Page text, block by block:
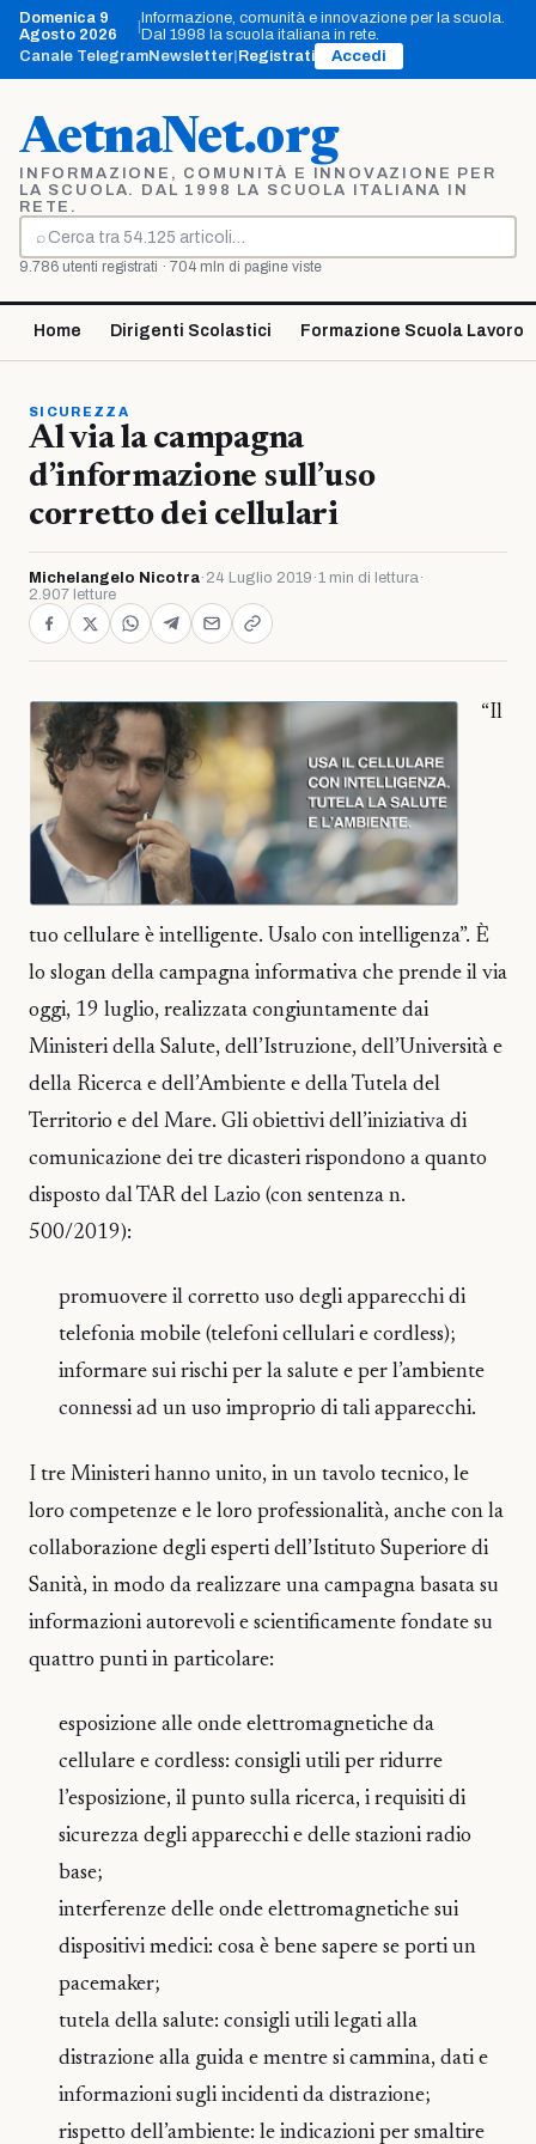
Vai
contenuto
Domenica 9
Agosto 2026
|Informazione, comunità e innovazione per la scuola.
Dal 1998 la scuola italiana in rete.
Canale TelegramNewsletter Registrati Accedi
AetnaNet.org
INFORMAZIONE, COMUNITÀ E INNOVAZIONE PER
LA SCUOLA. DAL 1998 LA SCUOLA ITALIANA IN
RETE.
⌕
Cerca
9.786 utenti registrati · 704 mln di pagine viste
Home Dirigenti Scolastici Formazione Scuola Lavoro
SICUREZZA
Al via la campagna
d’informazione sull’uso
corretto dei cellulari
Michelangelo Nicotra· 24 Luglio 2019 ·1 min di lettura·
2.907 letture
“Il
tuo cellulare è intelligente. Usalo con intelligenza”. È
lo slogan della campagna informativa che prende il via
oggi, 19 luglio, realizzata congiuntamente dai
Ministeri della Salute, dell’Istruzione, dell’Università e
della Ricerca e dell’Ambiente e della Tutela del
Territorio e del Mare. Gli obiettivi dell’iniziativa di
comunicazione dei tre dicasteri rispondono a quanto
disposto dal TAR del Lazio (con sentenza n.
500/2019):
promuovere il corretto uso degli apparecchi di
telefonia mobile (telefoni cellulari e cordless);
informare sui rischi per la salute e per l’ambiente
connessi ad un uso improprio di tali apparecchi.
I tre Ministeri hanno unito, in un tavolo tecnico, le
loro competenze e le loro professionalità, anche con la
collaborazione degli esperti dell’Istituto Superiore di
Sanità, in modo da realizzare una campagna basata su
informazioni autorevoli e scientificamente fondate su
quattro punti in particolare:
esposizione alle onde elettromagnetiche da
cellulare e cordless: consigli utili per ridurre
l’esposizione, il punto sulla ricerca, i requisiti di
sicurezza degli apparecchi e delle stazioni radio
base;
interferenze delle onde elettromagnetiche sui
dispositivi medici: cosa è bene sapere se porti un
pacemaker;
tutela della salute: consigli utili legati alla
distrazione alla guida e mentre si cammina, dati e
informazioni sugli incidenti da distrazione;
rispetto dell’ambiente: le indicazioni per smaltire